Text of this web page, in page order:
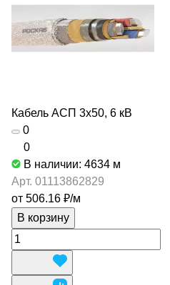
Кабель АСП 3х50, 6 кВ
0
0
В наличии: 4634 м
Арт. 01113862829
от 506.16 ₽/м
В корзину